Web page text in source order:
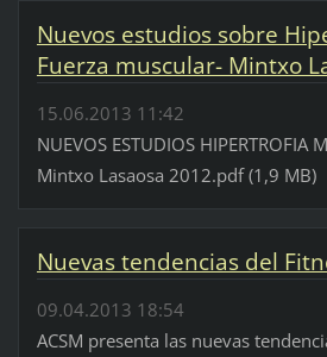
Nuevos estudios sobre
Fuerza muscular- Mintxo
15.06.2013 11:42
NUEVOS ESTUDIOS HIPERTROFIA
Mintxo Lasaosa 2012.pdf (1,9 MB)
Nuevas tendencias del
09.04.2013 18:54
ACSM presenta las nuevas